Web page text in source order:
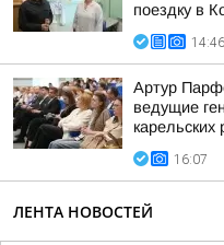
поездку в
14:46
Артур
ведущие
карельских
16:07
ЛЕНТА НОВОСТЕЙ